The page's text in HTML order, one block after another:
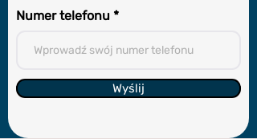
Numer telefonu
Wyślij